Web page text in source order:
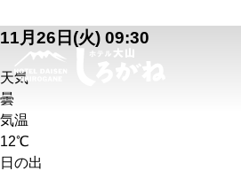
11月26日(火) 09:30
天気
曇
気温
12℃
日の出